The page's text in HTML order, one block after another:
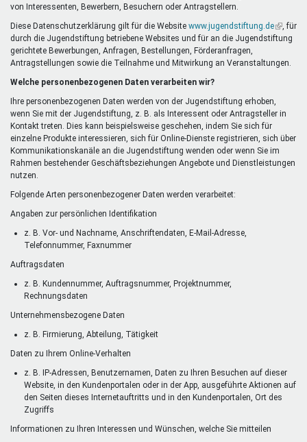
von Interessenten, Bewerbern, Besuchern oder Antragstellern.
Diese Datenschutzerklärung gilt für die Website www.jugendstiftung.de(Link
ist
, für
durch die Jugendstiftung betriebene Websites und für an die Jugendstiftung
gerichtete Bewerbungen, Anfragen, Bestellungen, Förderanfragen,
Antragstellungen sowie die Teilnahme und Mitwirkung an Veranstaltungen.
Welche personenbezogenen Daten verarbeiten wir?
Ihre personenbezogenen Daten werden von der Jugendstiftung erhoben,
wenn Sie mit der Jugendstiftung, z. B. als Interessent oder Antragsteller in
Kontakt treten. Dies kann beispielsweise geschehen, indem Sie sich für
einzelne Produkte interessieren, sich für Online-Dienste registrieren, sich über
Kommunikationskanäle an die Jugendstiftung wenden oder wenn Sie im
Rahmen bestehender Geschäftsbeziehungen Angebote und Dienstleistungen
nutzen.
Folgende Arten personenbezogener Daten werden verarbeitet:
Angaben zur persönlichen Identifikation
z. B. Vor- und Nachname, Anschriftendaten, E-Mail-Adresse,
Telefonnummer, Faxnummer
Auftragsdaten
z. B. Kundennummer, Auftragsnummer, Projektnummer,
Rechnungsdaten
Unternehmensbezogene Daten
z. B. Firmierung, Abteilung, Tätigkeit
Daten zu Ihrem Online-Verhalten
z. B. IP-Adressen, Benutzernamen, Daten zu Ihren Besuchen auf dieser
Website, in den Kundenportalen oder in der App, ausgeführte Aktionen auf
den Seiten dieses Internetauftritts und in den Kundenportalen, Ort des
Zugriffs
Informationen zu Ihren Interessen und Wünschen, welche Sie mitteilen